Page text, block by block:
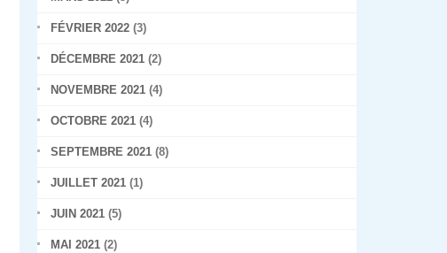
FÉVRIER 2022 (3)
DÉCEMBRE 2021 (2)
NOVEMBRE 2021 (4)
OCTOBRE 2021 (4)
SEPTEMBRE 2021 (8)
JUILLET 2021 (1)
JUIN 2021 (5)
MAI 2021 (2)